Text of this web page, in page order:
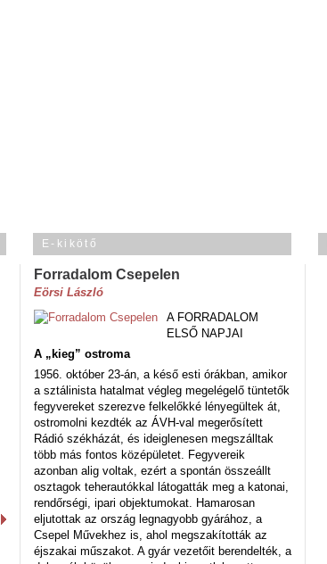
E-kikötő
Forradalom Csepelen
Eörsi László
A FORRADALOM
ELSŐ NAPJAI
A „kieg” ostroma
1956. október 23-án, a késő esti órákban, amikor
a sztálinista hatalmat végleg megelégelő tüntetők
fegyvereket szerezve felkelőkké lényegültek át,
ostromolni kezdték az ÁVH-val megerősített
Rádió székházát, és ideiglenesen megszálltak
több más fontos középületet. Fegyvereik
azonban alig voltak, ezért a spontán összeállt
osztagok teherautókkal látogatták meg a katonai,
rendőrségi, ipari objektumokat. Hamarosan
eljutottak az ország legnagyobb gyárához, a
Csepel Művekhez is, ahol megszakították az
éjszakai műszakot. A gyár vezetőit berendelték, a